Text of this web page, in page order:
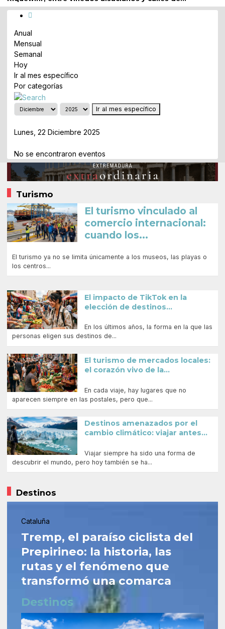
Anual
Mensual
Semanal
Hoy
Ir al mes específico
Por categorías
Ir al mes específico
Lunes, 22 Diciembre 2025
No se encontraron eventos
Turismo
El turismo vinculado al
comercio internacional:
cuando los...
El turismo ya no se limita únicamente a los museos, las playas o
los centros...
El impacto de TikTok en la
elección de destinos...
En los últimos años, la forma en la que las
personas eligen sus destinos de...
El turismo de mercados locales:
el corazón vivo de la...
En cada viaje, hay lugares que no
aparecen siempre en las postales, pero que...
Destinos amenazados por el
cambio climático: viajar antes...
Viajar siempre ha sido una forma de
descubrir el mundo, pero hoy también se ha...
Destinos
Cataluña
Tremp, el paraíso ciclista del
Prepirineo: la historia, las
rutas y el fenómeno que
transformó una comarca
Destinos